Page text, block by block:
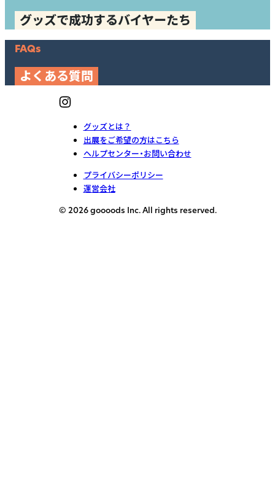
グッズで成功するバイヤーたち
FAQs
よくある質問
グッズとは？
出展をご希望の方はこちら
ヘルプセンター・お問い合わせ
プライバシーポリシー
運営会社
© 2026 goooods Inc. All rights reserved.